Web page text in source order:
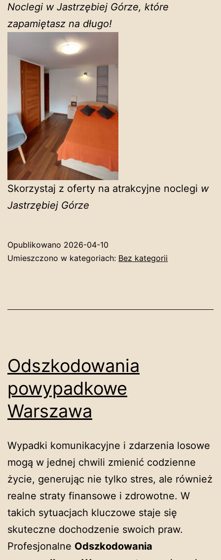
Noclegi w Jastrzębiej Górze, które
zapamiętasz na długo!
Skorzystaj z oferty na atrakcyjne noclegi w
Jastrzębiej Górze
Opublikowano 2026-04-10
Umieszczono w kategoriach: Bez kategorii
Odszkodowania
powypadkowe
Warszawa
Wypadki komunikacyjne i zdarzenia losowe
mogą w jednej chwili zmienić codzienne
życie, generując nie tylko stres, ale również
realne straty finansowe i zdrowotne. W
takich sytuacjach kluczowe staje się
skuteczne dochodzenie swoich praw.
Profesjonalne Odszkodowania